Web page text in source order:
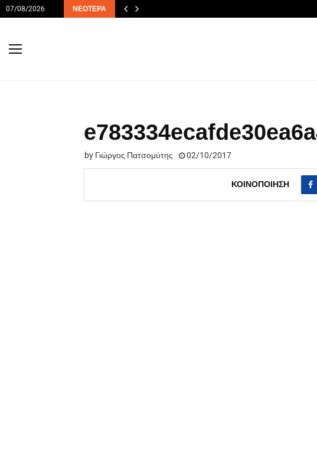
07/08/2026 ΝΕΌΤΕΡΑ
by Γιώργος Πατσομύτης 02/10/2017
ΚΟΙΝΟΠΟΊΗΣΗ